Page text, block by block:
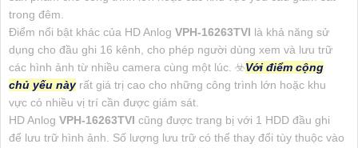
trong đêm.
Điểm nổi bật khác của HD Anlog VPH-16263TVI là khả năng sử
dụng cho đầu ghi 16 kênh, cho phép người dùng xem và lưu trữ
các hình ảnh từ nhiều camera cùng một lúc. ☣️Với điểm cộng
chủ yếu nàyrất giá trị cao cho những công trình lớn hoặc khu
vực có nhiều vị trí cần được giám sát.
HD Anlog VPH-16263TVI cũng được trang bị với 1 HDD đầu ghi
để lưu trữ hình ảnh. Số lượng lưu trữ có thể thay đổi tùy thuộc vào